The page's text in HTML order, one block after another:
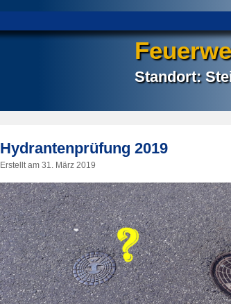
Standort:
Hydrantenprüfung 2019
Erstellt am 31. März 2019